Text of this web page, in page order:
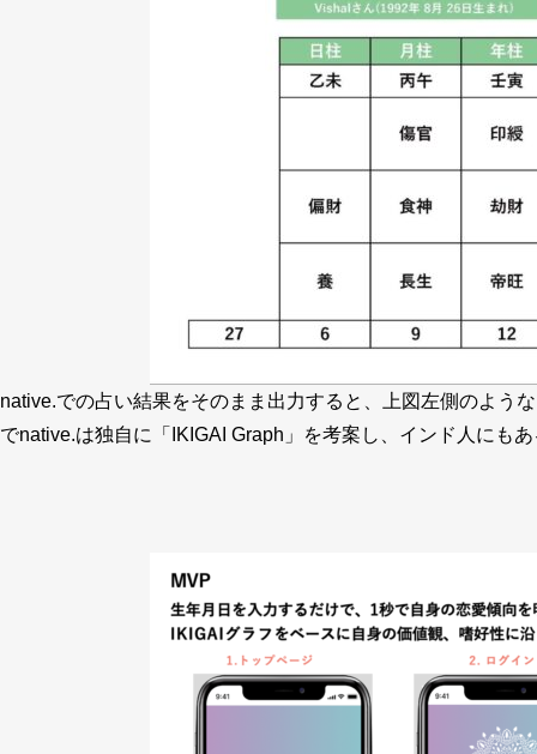
native.での占い結果をそのまま出力すると、上図左側のよう
でnative.は独自に「IKIGAI Graph」を考案し、インド人にも